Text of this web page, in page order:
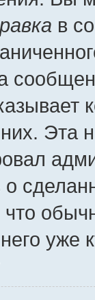
в
Эта
о
уже